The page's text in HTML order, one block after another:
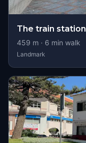
The train station
459 m · 6 min walk
Landmark